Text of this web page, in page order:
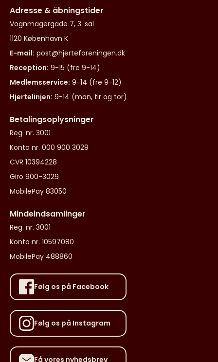
Adresse & åbningstider
Vognmagergade 7, 3. sal
1120 København K
E-mail: post@hjerteforeningen.dk
Reception: 9-15 (fre 9-14)
Medlemsservice: 9-14 (fre 9-12)
Hjertelinjen: 9-14 (man, tir og tor)
Betalingsoplysninger
Reg. nr. 3001
Konto nr. 000 900 3029
CVR 10394228
Giro 900-3029
MobilePay 83050
Mindeindsamlinger
Reg. nr. 3001
Konto nr. 10597080
MobilePay 488860
Følg os på Facebook
Følg os på Instagram
Få vores nyhedsbrev